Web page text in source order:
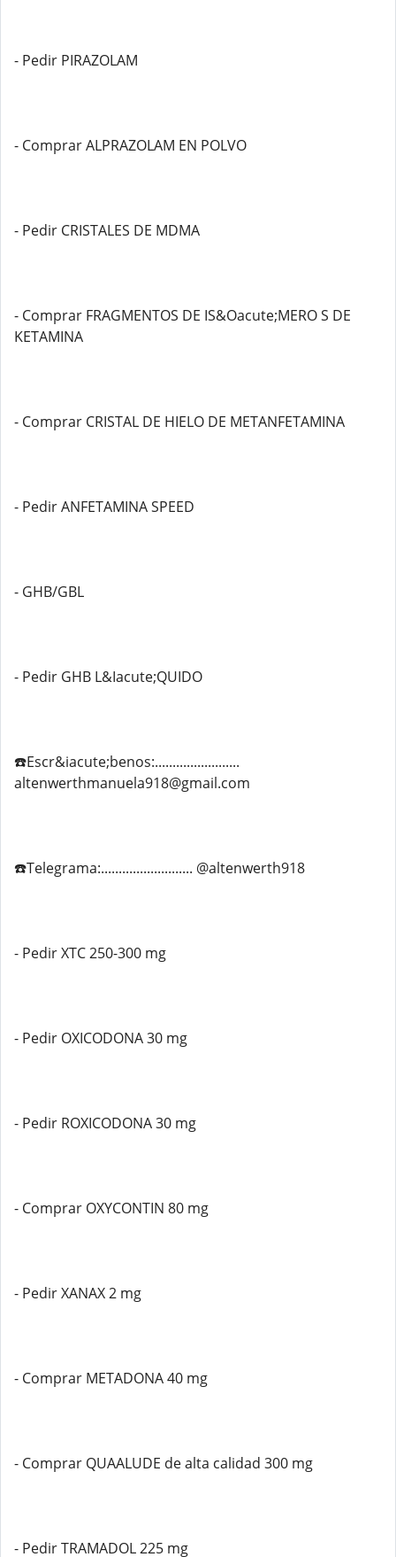
- Pedir PIRAZOLAM
- Comprar ALPRAZOLAM EN POLVO
- Pedir CRISTALES DE MDMA
- Comprar FRAGMENTOS DE IS&Oacute;MERO S DE
KETAMINA
- Comprar CRISTAL DE HIELO DE METANFETAMINA
- Pedir ANFETAMINA SPEED
- GHB/GBL
- Pedir GHB L&Iacute;QUIDO
☎️Escr&iacute;benos:........................
altenwerthmanuela918@gmail.com
☎️Telegrama:.......................... @altenwerth918
- Pedir XTC 250-300 mg
- Pedir OXICODONA 30 mg
- Pedir ROXICODONA 30 mg
- Comprar OXYCONTIN 80 mg
- Pedir XANAX 2 mg
- Comprar METADONA 40 mg
- Comprar QUAALUDE de alta calidad 300 mg
- Pedir TRAMADOL 225 mg